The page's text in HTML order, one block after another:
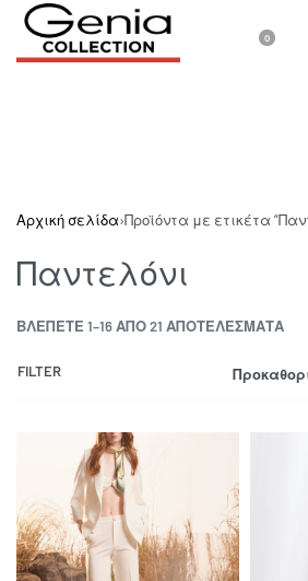
0
Αρχική σελίδα›Προϊόντα με ετικέτα
Παντελόνι
ΒΛΈΠΕΤΕ 1–16 ΑΠΟ 21 ΑΠΟΤΈΛΕΣΜΑΤΑ
FILTER